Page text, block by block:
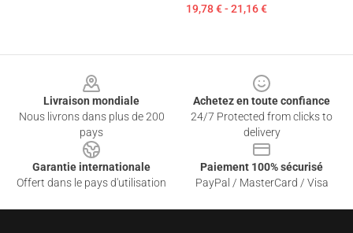
19,78 € - 21,16 €
Livraison mondiale
Nous livrons dans plus de 200
pays
Achetez en toute confiance
24/7 Protected from clicks to
delivery
Garantie internationale
Offert dans le pays d'utilisation
Paiement 100% sécurisé
PayPal / MasterCard / Visa